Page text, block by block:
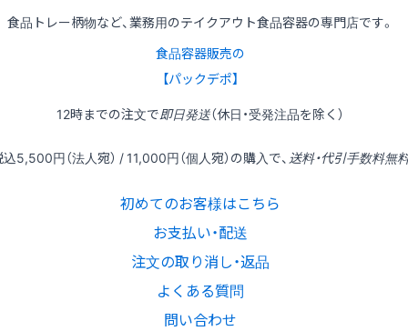
食品トレー柄物など、業務用のテイクアウト食品容器の専門店です。
食品容器販売の
【パックデポ】
12時までの注文で即日発送（休日・受発注品を除く）
込5,500円（法人宛） / 11,000円（個人宛）の購入で、 送料・代引手数料無
初めてのお客様はこちら
お支払い・配送
注文の取り消し・返品
よくある質問
問い合わせ